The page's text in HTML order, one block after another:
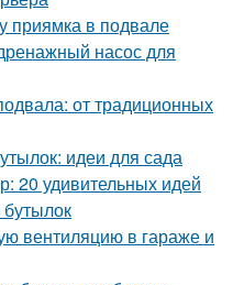
приямка в подвале
насос для
от традиционных
идеи для сада
20 удивительных идей
вентиляцию в гараже и